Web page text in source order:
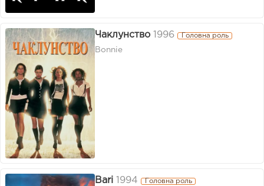
Чаклунство 1996 Головна роль
Bonnie
Bari 1994 Головна роль